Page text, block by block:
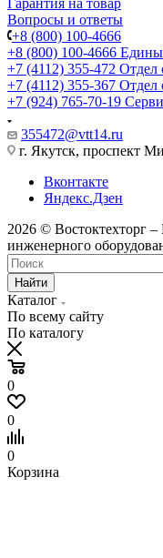
Вопросы и ответы
+8 (800) 100-4666
+8 (800) 100-4666
+7 (4112) 355-472 Отдел
+7 (4112) 355-367 Отдел
+7 (924) 765-70-19
355472@vtt14.ru
г. Якутск, проспект
Вконтакте
Яндекс.Дзен
2026 © Востоктехторг
инженерного
Найти
Каталог
По всему сайту
По каталогу
0
0
0
Корзина